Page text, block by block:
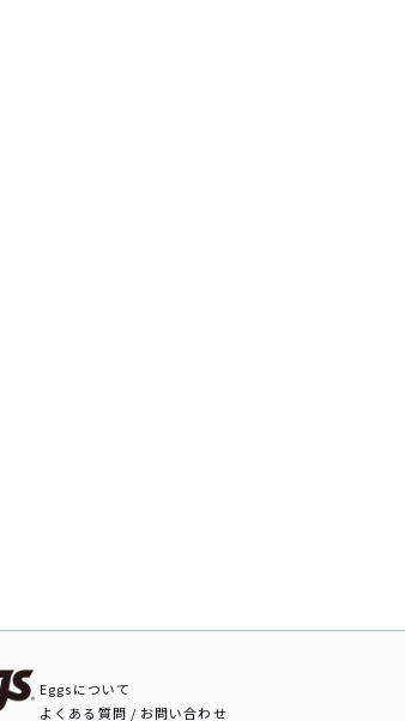
Eggsについて
よくある質問 / お問い合わせ